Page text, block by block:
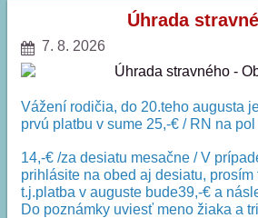
Úhrada
7. 8. 2026
Vážení rodičia, do 20.teho augusta
prvú platbu v sume 25,-€ / RN na
14,-€ /za desiatu mesačne / V
prihlásite na obed aj desiatu, prosím
t.j.platba v auguste bude39,-€ a
Do poznámky uviesť meno žiaka a